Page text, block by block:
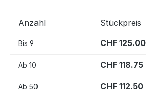
Anzahl Stückpreis
Bis 9 CHF 125.00
Ab 10 CHF 118.75
Ab 50 CHF 112.50